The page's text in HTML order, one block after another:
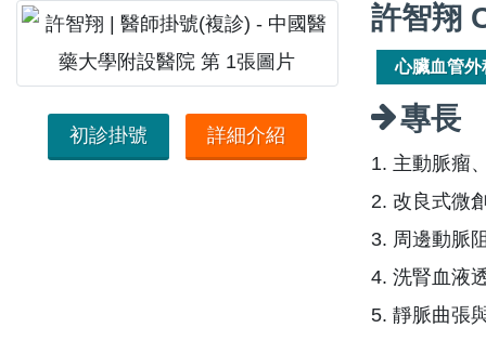
初診掛號 詳細介紹
許智翔
心臟血管外
專長
1. 主動脈瘤
2. 改良式微
3. 周邊動脈
4. 洗腎血液
5. 靜脈曲張